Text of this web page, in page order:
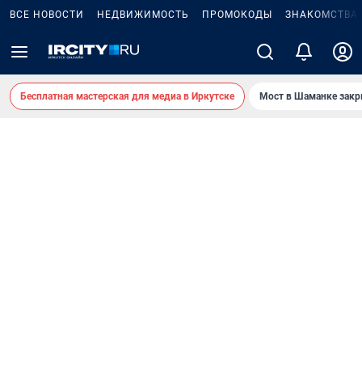
ВСЕ НОВОСТИ НЕДВИЖИМОСТЬ ПРОМОКОДЫ ЗНАКОМСТВА
Бесплатная мастерская для медиа в Иркутске Мост в Шаманке